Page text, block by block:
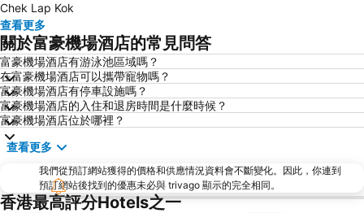
東涌
紅磡
天水圍
Wan Chai Metro Station
深水埗區
黃金海岸
香港迪士尼樂園
新界
羅湖口岸
Cheung Chau
珠海長隆國際海洋度假區
Chek Lap Kok
查看更多
關於富豪機場酒店的常見問答
富豪機場酒店有游泳池區域嗎？
在富豪機場酒店可以攜帶寵物嗎？
富豪機場酒店有停車設施嗎？
富豪機場酒店的入住和退房時間是什麼時候？
富豪機場酒店位於哪裡？
查看更多
我們從預訂網站獲得的價格和供應情況資料會不斷變化。因此，你連到
預訂網站後找到的優惠未必與 trivago 顯示的完全相同。
香港最高評分Hotels之一